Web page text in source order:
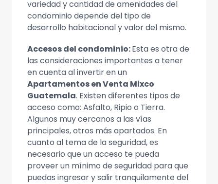
variedad y cantidad de amenidades del
condominio depende del tipo de
desarrollo habitacional y valor del mismo.
Accesos del condominio:Esta es otra de
las consideraciones importantes a tener
en cuenta al invertir en un
Apartamentos en Venta Mixco
Guatemala. Existen diferentes tipos de
acceso como: Asfalto, Ripio o Tierra.
Algunos muy cercanos a las vías
principales, otros más apartados. En
cuanto al tema de la seguridad, es
necesario que un acceso te pueda
proveer un mínimo de seguridad para que
puedas ingresar y salir tranquilamente del